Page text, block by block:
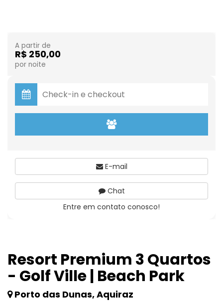
Resort Premium 3 Quartos
- Golf Ville | Beach Park
Porto das Dunas, Aquiraz
A partir de
R$ 250,00
por noite
E-mail
Chat
Entre em contato conosco!